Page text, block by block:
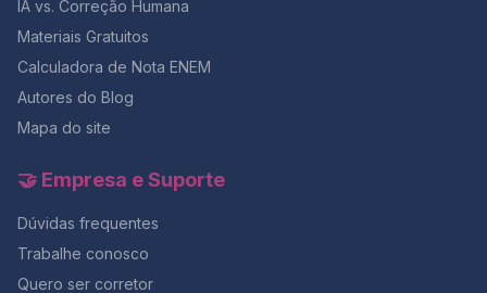
IA vs. Correção Humana
Materiais Gratuitos
Calculadora de Nota ENEM
Autores do Blog
Mapa do site
🤝 Empresa e Suporte
Dúvidas frequentes
Trabalhe conosco
Quero ser corretor